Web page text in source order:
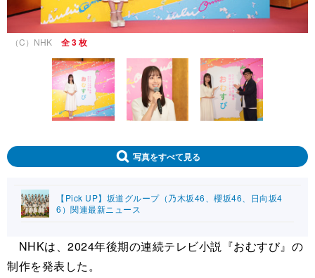
（C）NHK 全 3 枚
写真をすべて見る
【Pick UP】坂道グループ（乃木坂46、櫻坂46、日向坂4
6）関連最新ニュース
NHKは、2024年後期の連続テレビ小説『おむすび』の
制作を発表した。